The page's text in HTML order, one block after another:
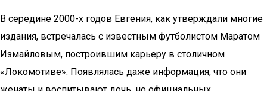
В середине 2000-х годов Евгения, как утверждали многие
издания, встречалась с известным футболистом Маратом
Измайловым, построившим карьеру в столичном
«Локомотиве». Появлялась даже информация, что они